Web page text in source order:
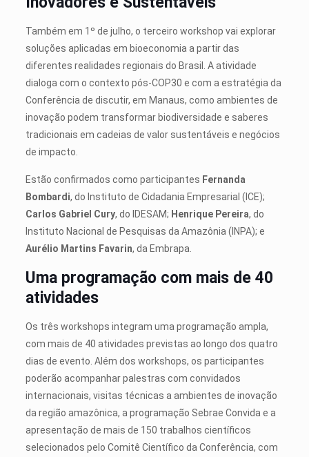
Também em 1º de julho, o terceiro workshop vai explorar
soluções aplicadas em bioeconomia a partir das
diferentes realidades regionais do Brasil. A atividade
dialoga com o contexto pós-COP30 e com a estratégia da
Conferência de discutir, em Manaus, como ambientes de
inovação podem transformar biodiversidade e saberes
tradicionais em cadeias de valor sustentáveis e negócios
de impacto.
Estão confirmados como participantes Fernanda
Bombardi, do Instituto de Cidadania Empresarial (ICE);
Carlos Gabriel Cury, do IDESAM; Henrique Pereira, do
Instituto Nacional de Pesquisas da Amazônia (INPA); e
Aurélio Martins Favarin, da Embrapa.
Uma programação com mais de 40
atividades
Os três workshops integram uma programação ampla,
com mais de 40 atividades previstas ao longo dos quatro
dias de evento. Além dos workshops, os participantes
poderão acompanhar palestras com convidados
internacionais, visitas técnicas a ambientes de inovação
da região amazônica, a programação Sebrae Convida e a
apresentação de mais de 150 trabalhos científicos
selecionados pelo Comitê Científico da Conferência, com